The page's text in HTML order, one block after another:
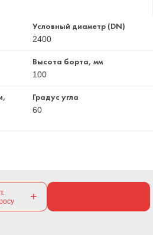
Условный диаметр (DN)
2400
Высота борта, мм
100
Градус угла
60
+